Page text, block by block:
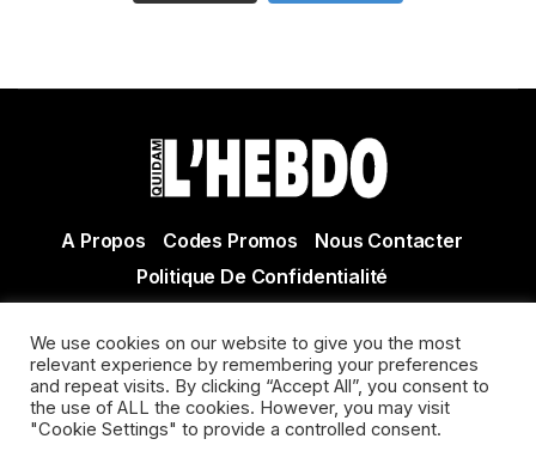
A Propos Codes Promos
Nous Contacter
Politique De Confidentialité
Actualité Agen - Actualité en lot et Garonne - Actualité
Villeneuve sur Lot
We use cookies on our website to give you the most
relevant experience by remembering your preferences
and repeat visits. By clicking “Accept All”, you consent to
the use of ALL the cookies. However, you may visit
"Cookie Settings" to provide a controlled consent.